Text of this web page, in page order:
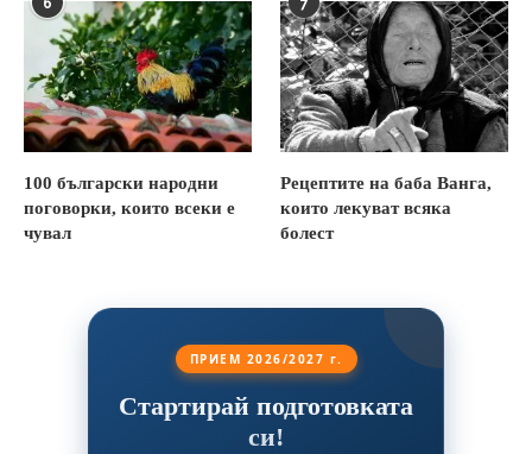
6
100 български народни
поговорки, които всеки е
чувал
7
Рецептите на баба Ванга,
които лекуват всяка
болест
ПРИЕМ 2026/2027 г.
Стартирай подготовката
си!